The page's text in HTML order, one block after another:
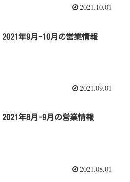
2021.10.01
2021年9月-10月の営業情報
2021.09.01
2021年8月-9月の営業情報
2021.08.01